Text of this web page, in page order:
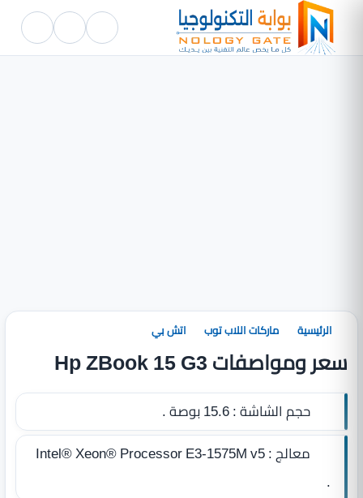
الرئيسية ماركات اللاب توب اتش بي
سعر ومواصفات Hp ZBook 15 G3
حجم الشاشة :15.6 بوصة .
معالج :Intel® Xeon® Processor E3-1575M v5
.